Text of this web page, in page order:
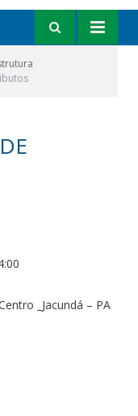
_Jacundá – PA